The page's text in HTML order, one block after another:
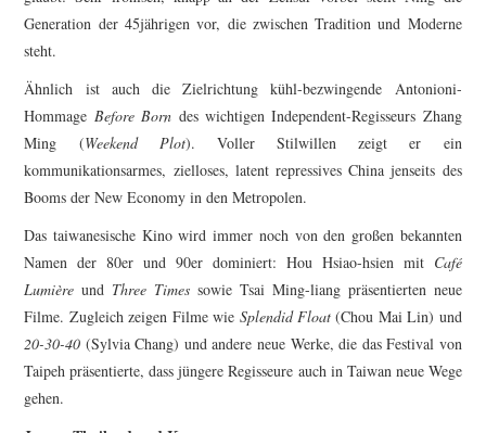
Generation der 45jährigen vor, die zwischen Tradition und Moderne
steht.
Ähnlich ist auch die Zielrichtung kühl-bezwingende Antonioni-
Hommage Before Born des wichtigen Independent-Regisseurs Zhang
Ming (Weekend Plot). Voller Stilwillen zeigt er ein
kommunikationsarmes, zielloses, latent repressives China jenseits des
Booms der New Economy in den Metropolen.
Das taiwanesische Kino wird immer noch von den großen bekannten
Namen der 80er und 90er dominiert: Hou Hsiao-hsien mit Café
Lumière und Three Times sowie Tsai Ming-liang präsentierten neue
Filme. Zugleich zeigen Filme wie Splendid Float(Chou Mai Lin) und
20-30-40 (Sylvia Chang) und andere neue Werke, die das Festival von
Taipeh präsentierte, dass jüngere Regisseure auch in Taiwan neue Wege
gehen.